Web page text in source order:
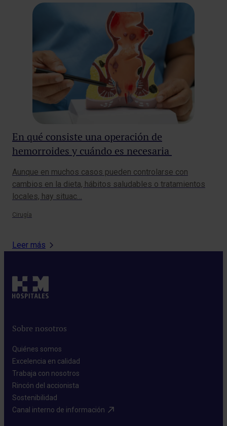
En qué consiste una operación de
hemorroides y cuándo es necesaria
Aunque en muchos casos pueden controlarse con
cambios en la dieta, hábitos saludables o tratamientos
locales, hay situac…
Cirugía
Leer más
Sobre nosotros
Quiénes somos​
Excelencia en calidad​
Trabaja con nosotros​
Rincón del accionista​
Sostenibilidad​
Canal interno de información​